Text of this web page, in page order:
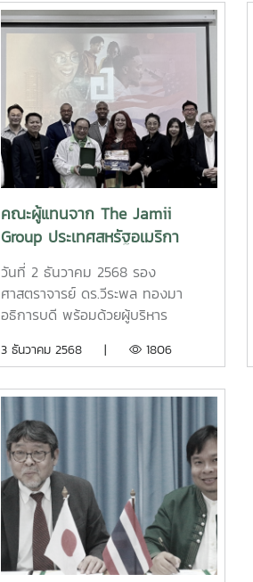
ระหว่างสถาบันการศึกษาและภาค
อุตสาหกรรมในการบ่มเพาะและพัฒนา
นักศึกษาที่มีศักยภาพในการศึกษาต่อ
และการสร้างโอกาสในการทำงานใน
ไต้หวัน นอกจากนี้ ได้เยี่ยมชมฐาน
เรียนรู้และปฏิบัติงานด้านวิศวกรรม
เกษตรและวิศวกรรมอาหาร คณะ
วิศวกรรมและอุตสาหกรรมเกษตร
เพื่อเยี่ยมคารวะเนื่องในโอกาสสวัสดีปี
ใหม่ 2569 พร้อมกันนี้ ได้มีการหารือ
ความร่วมมือและสนับสนุนกิจกรรมด้าน
การศึกษาระหว่างมหาวิทยาลัยแม่โจ้และ
มหาวิทยาลัยในประเทศญี่ปุ่น และสาน
ความสัมพันธ์ในด้านต่าง ๆ7 January
2026, Associate Professor Dr.
Weerapon Thongma, President of
Maejo University, together with
Associate Dean of International
College, and the International
Affairs Officers from Maejo
University visited the Consulate
General of Japan in Chiang Mai
to greet the Consul General
of New Year 2026 and to discuss
Maejo University and Japan.
คณะผู้แทนจาก The Jamii
Group ประเทศสหรัฐอเมริกา
หารือความร่วมมือทางวิชาการร่วม
กับมหาวิทยาลัยแม่โจ้
วันที่ 2 ธันวาคม 2568 รอง
ศาสตราจารย์ ดร.วีระพล ทองมา
อธิการบดี พร้อมด้วยผู้บริหาร
คณะผู้แทนจาก The Jamii Gruop
ทางมาเยือนมหาวิทยาลัยแม่โจ้เพื่อ
หารือความร่วมมือทางวิชาการในการ
แลกเปลี่ยนองค์ความรู้ นวัตกรรมและ
เทคโนโลยีด้านวิชาการเกษตร ซึ่ง The
Jamii Group พร้อมที่จะสนับสนุน
มหาวิทยาลัยแม่โจ้และบุคลากรในการ
ดำเนินงานเพื่อพัฒนาความร่วมมือ
ทางวิชาการร่วมกันในอนาคต
3 ธันวาคม 2568 | 1806